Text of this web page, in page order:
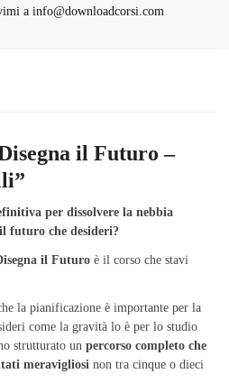
a info@downloadcorsi.com
il Futuro –
per dissolvere la nebbia
futuro che desideri?
il Futuro è il corso che stavi
la pianificazione è importante per la
come la gravità lo è per lo studio
strutturato un percorso completo che
meravigliosi non tra cinque o dieci